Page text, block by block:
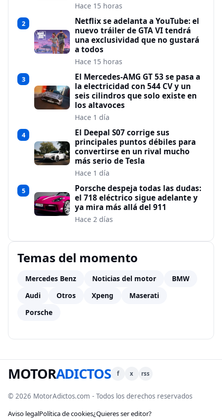
Hace 15 horas
2
Netflix se adelanta a YouTube: el
nuevo tráiler de GTA VI tendrá
una exclusividad que no gustará
a todos
Hace 15 horas
3
El Mercedes-AMG GT 53 se pasa a
la electricidad con 544 CV y un
seis cilindros que solo existe en
los altavoces
Hace 1 día
4
El Deepal S07 corrige sus
principales puntos débiles para
convertirse en un rival mucho
más serio de Tesla
Hace 1 día
5
Porsche despeja todas las dudas:
el 718 eléctrico sigue adelante y
ya mira más allá del 911
Hace 2 días
Temas del momento
Mercedes Benz Noticias del motor
BMW
Audi
Otros Xpeng
Maserati
Porsche
MOTORADICTOS f x rss
© 2026 MotorAdictos.com - Todos los derechos reservados
Aviso legalPolítica de cookies¿Quieres ser editor?